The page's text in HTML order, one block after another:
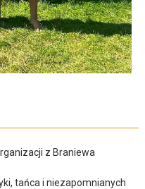
z Braniewa
tańca i niezapomnianych